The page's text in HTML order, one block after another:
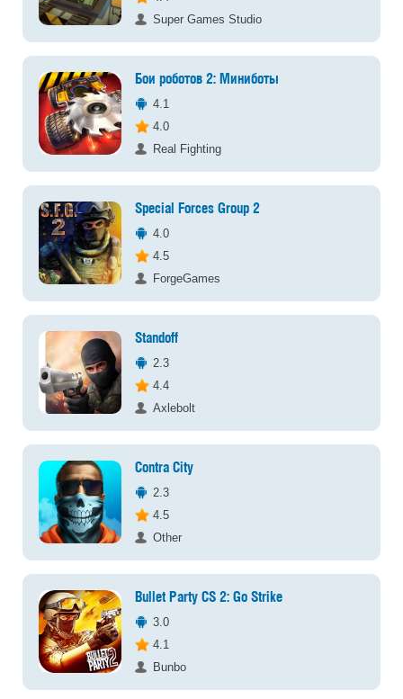
Super Games Studio
Бои роботов 2: Миниботы
4.1
4.0
Real Fighting
Special Forces Group 2
4.0
4.5
ForgeGames
Standoff
2.3
4.4
Axlebolt
Contra City
2.3
4.5
Other
Bullet Party CS 2: Go Strike
3.0
4.1
Bunbo